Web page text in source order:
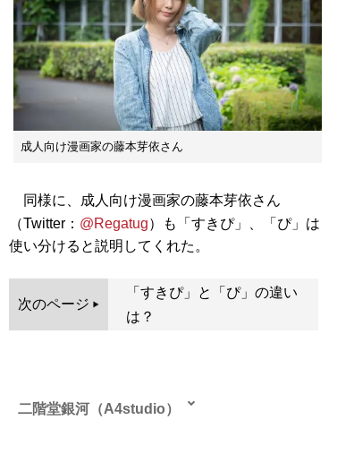
成人向け漫画家の藤本芽依さん
同様に、成人向け漫画家の藤本芽依さん
（Twitter： @Regatug）も「すきぴ」、「ぴ」は
使い分けると説明してくれた。
次のページ
「すきぴ」と「ぴ」の違い
は？
二階堂銀河（A4studio）